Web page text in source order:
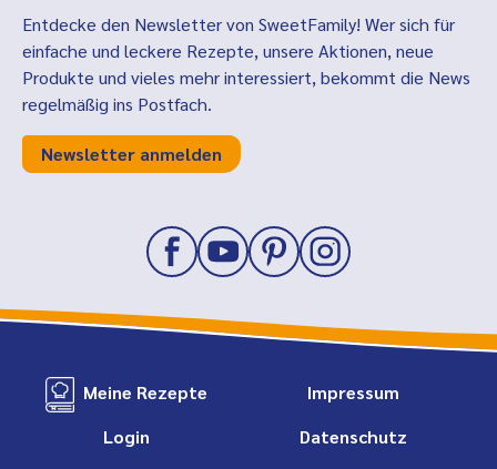
Entdecke den Newsletter von SweetFamily! Wer sich für
einfache und leckere Rezepte, unsere Aktionen, neue
Produkte und vieles mehr interessiert, bekommt die News
regelmäßig ins Postfach.
Newsletter anmelden
Meine Rezepte
Login
Impressum
Datenschutz